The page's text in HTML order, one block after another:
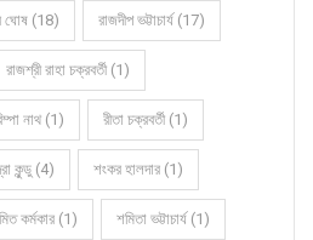
ঘোষ (18) রাজদীপ ভট্টাচার্য (17)
রাজশ্রী রাহা চক্রবর্তী (1)
নাথ (1) রীতা চক্রবর্তী (1)
কুন্ডু (4) শংকর হালদার (1)
কর্মকার (1) শমিতা ভট্টাচার্য (1)